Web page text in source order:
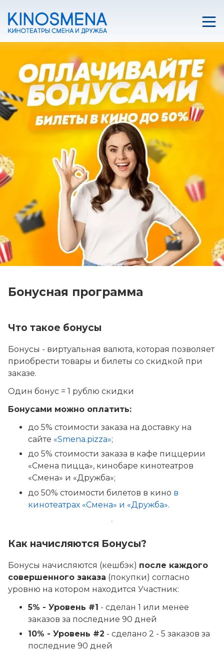
Бонусная программа
Что такое бонусы
Бонусы - виртуальная валюта, которая позволяет
приобрести товары и билеты со скидкой при
заказе.
Один бонус = 1 рублю скидки
Бонусами можно оплатить:
до 5% стоимости заказа на доставку на
сайте «Smena.pizza»;
до 5% стоимости заказа в кафе пиццерии
«Смена пицца», кинобаре кинотеатров
«Смена» и «Дружба»;
до 50% стоимости билетов в кино в
кинотеатрах «Смена» и «Дружба».
Как начисляются Бонусы?
Бонусы начисляются (кешбэк) после каждого
совершенного заказа (покупки) согласно
уровню на котором находится Участник:
5% - Уровень #1 - сделан 1 или менее
заказов за последние 90 дней
10% - Уровень #2 - сделано 2 - 5 заказов за
последние 90 дней